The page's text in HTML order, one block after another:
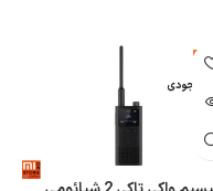
-
موجودی